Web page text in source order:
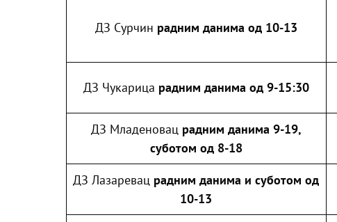
ДЗ Сурчин радним данима од 10-13
ДЗ Чукарица радним данима од 9-15:30
ДЗ Младеновац радним данима 9-19,
суботом од 8-18
ДЗ Лазаревац радним данима и суботом од
10-13